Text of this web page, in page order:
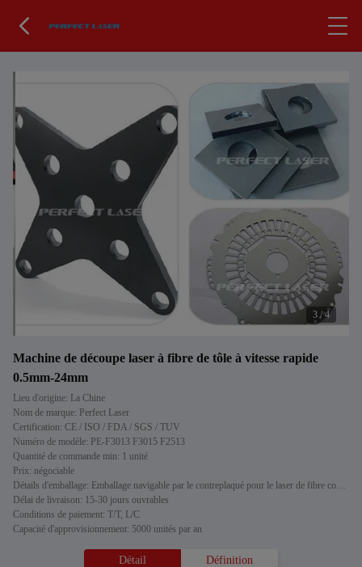
3/4
Machine de découpe laser à fibre de tôle à vitesse rapide
0.5mm-24mm
Lieu d'origine: La Chine
Nom de marque: Perfect Laser
Certification: CE / ISO / FDA / SGS / TUV
Numéro de modèle: PE-F3013 F3015 F2513
Quantité de commande min: 1 unité
Prix: négociable
Détails d'emballage: Emballage navigable par le contreplaqué pour le laser de fibre coupant des systèmes
Délai de livraison: 15-30 jours ouvrables
Conditions de paiement: T/T, L/C
Capacité d'approvisionnement: 5000 unités par an
Détail Définition